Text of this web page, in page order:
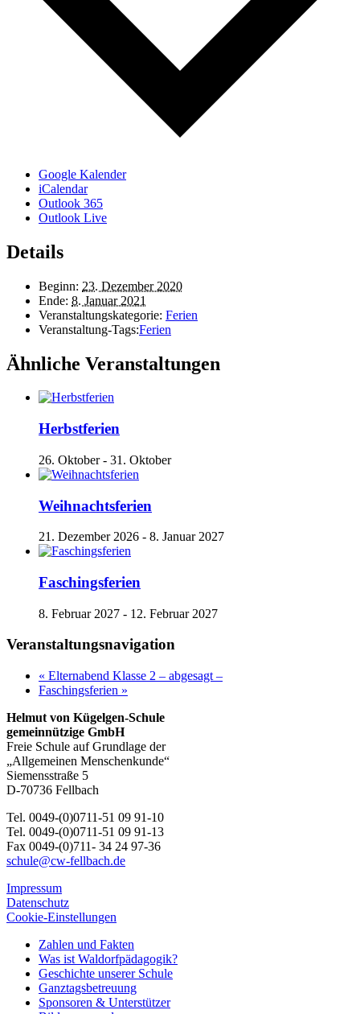
Google Kalender
iCalendar
Outlook 365
Outlook Live
Details
Beginn: 23. Dezember 2020
Ende: 8. Januar 2021
Veranstaltungskategorie: Ferien
Veranstaltung-Tags:Ferien
Ähnliche Veranstaltungen
Herbstferien
26. Oktober- 31. Oktober
Weihnachtsferien
21. Dezember 2026 - 8. Januar 2027
Faschingsferien
8. Februar 2027 - 12. Februar 2027
Veranstaltungsnavigation
« Elternabend Klasse 2 – abgesagt –
Faschingsferien »
Helmut von Kügelgen-Schule
gemeinnützige GmbH
Freie Schule auf Grundlage der
„Allgemeinen Menschenkunde“
Siemensstraße 5
D-70736 Fellbach
Tel. 0049-(0)0711-51 09 91-10
Tel. 0049-(0)0711-51 09 91-13
Fax 0049-(0)711- 34 24 97-36
schule@cw-fellbach.de
Impressum
Datenschutz
Cookie-Einstellungen
Zahlen und Fakten
Was ist Waldorfpädagogik?
Geschichte unserer Schule
Ganztagsbetreuung
Sponsoren & Unterstützer